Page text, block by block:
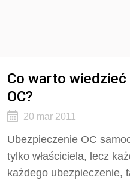
Co warto
OC?
20 mar 2011
Ubezpieczenie OC
tylko właściciela, lecz
każdego ubezpieczenie,